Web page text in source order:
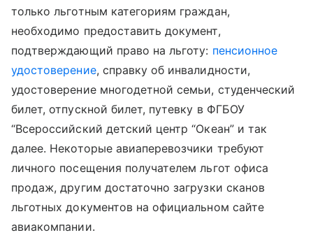
только льготным категориям граждан,
необходимо предоставить документ,
подтверждающий право на льготу: пенсионное
удостоверение, справку об инвалидности,
удостоверение многодетной семьи, студенческий
билет, отпускной билет, путевку в ФГБОУ
“Всероссийский детский центр “Океан” и так
далее. Некоторые авиаперевозчики требуют
личного посещения получателем льгот офиса
продаж, другим достаточно загрузки сканов
льготных документов на официальном сайте
авиакомпании.